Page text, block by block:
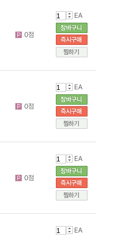
0점
EA
0점
EA
0점
EA
EA